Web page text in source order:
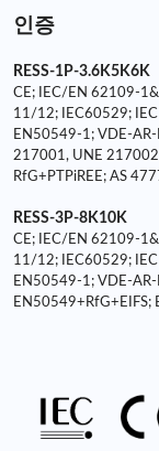
인증
RESS-1P-3.6K5K6K
CE; IEC/EN 62109-
11/12; IEC60529;
EN50549-1; VDE-
217001, UNE
RfG+PTPiREE; AS
RESS-3P-8K10K
CE; IEC/EN 62109-
11/12; IEC60529;
EN50549-1; VDE-
EN50549+RfG+EIFS;